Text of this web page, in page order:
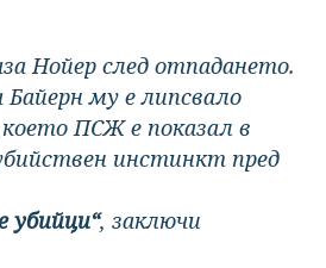
Нойер след отпадането.
Байерн му е липсвало
ПСЖ е показал в
инстинкт пред
убийци“, заключи